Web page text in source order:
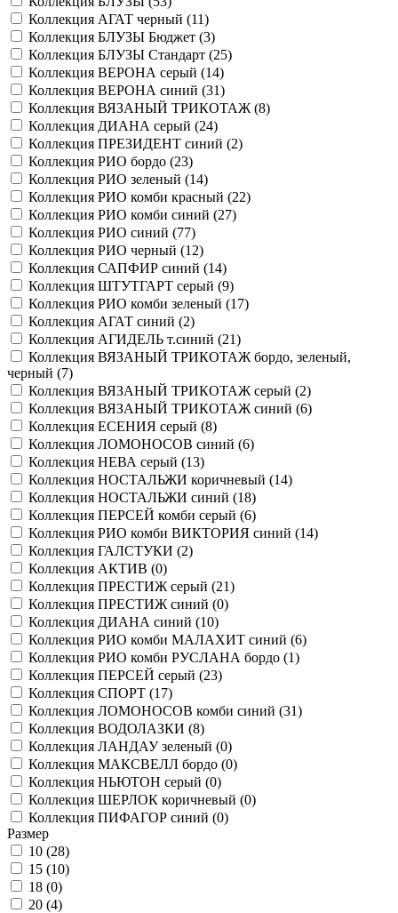
Коллекция АГАТ черный (11)
Коллекция БЛУЗЫ Бюджет (3)
Коллекция БЛУЗЫ Стандарт (25)
Коллекция ВЕРОНА серый (14)
Коллекция ВЕРОНА синий (31)
Коллекция ВЯЗАНЫЙ ТРИКОТАЖ (8)
Коллекция ДИАНА серый (24)
Коллекция ПРЕЗИДЕНТ синий (2)
Коллекция РИО бордо (23)
Коллекция РИО зеленый (14)
Коллекция РИО комби красный (22)
Коллекция РИО комби синий (27)
Коллекция РИО синий (77)
Коллекция РИО черный (12)
Коллекция САПФИР синий (14)
Коллекция ШТУТГАРТ серый (9)
Коллекция РИО комби зеленый (17)
Коллекция АГАТ синий (2)
Коллекция АГИДЕЛЬ т.синий (21)
Коллекция ВЯЗАНЫЙ ТРИКОТАЖ бордо, зеленый,
черный (7)
Коллекция ВЯЗАНЫЙ ТРИКОТАЖ серый (2)
Коллекция ВЯЗАНЫЙ ТРИКОТАЖ синий (6)
Коллекция ЕСЕНИЯ серый (8)
Коллекция ЛОМОНОСОВ синий (6)
Коллекция НЕВА серый (13)
Коллекция НОСТАЛЬЖИ коричневый (14)
Коллекция НОСТАЛЬЖИ синий (18)
Коллекция ПЕРСЕЙ комби серый (6)
Коллекция РИО комби ВИКТОРИЯ синий (14)
Коллекция ГАЛСТУКИ (2)
Коллекция АКТИВ (0)
Коллекция ПРЕСТИЖ серый (21)
Коллекция ПРЕСТИЖ синий (0)
Коллекция ДИАНА синий (10)
Коллекция РИО комби МАЛАХИТ синий (6)
Коллекция РИО комби РУСЛАНА бордо (1)
Коллекция ПЕРСЕЙ серый (23)
Коллекция СПОРТ (17)
Коллекция ЛОМОНОСОВ комби синий (31)
Коллекция ВОДОЛАЗКИ (8)
Коллекция ЛАНДАУ зеленый (0)
Коллекция МАКСВЕЛЛ бордо (0)
Коллекция НЬЮТОН серый (0)
Коллекция ШЕРЛОК коричневый (0)
Коллекция ПИФАГОР синий (0)
Размер
10 (28)
15 (10)
18 (0)
20 (4)